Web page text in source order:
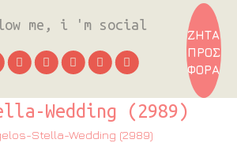
me, i 'm social
ΖΗΤΑ
ΠΡΟΣ
ΦΟΡΑ
Wedding (2989)